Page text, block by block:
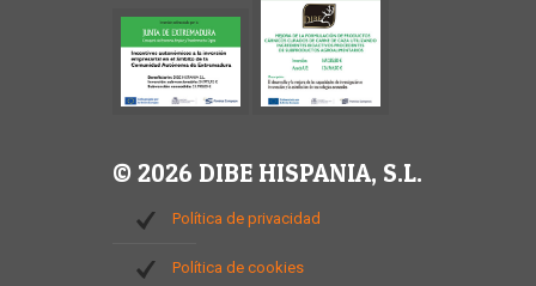
© 2026 DIBE HISPANIA, S.L.
Política de privacidad
Política de cookies